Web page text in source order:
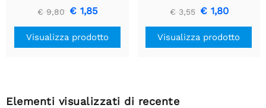
intestazioni
€ 9,80 € 1,85
Visualizza prodotto
35V XL6009
€ 3,55 € 1,80
Visualizza prodotto
Elementi visualizzati di recente